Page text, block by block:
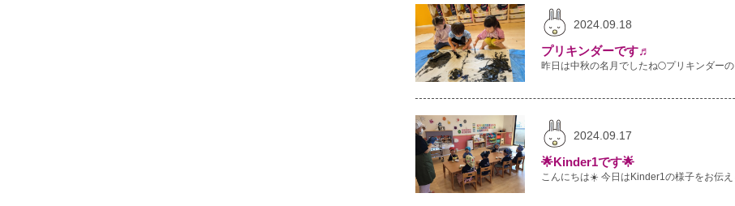
2024.09.18
プリキンダーです♬
2024.09.17
🌟Kinder1です🌟